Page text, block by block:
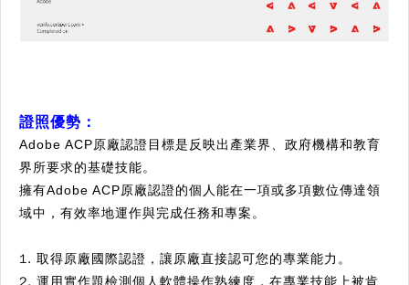
證照優勢：
Adobe ACP原廠認證目標是反映出產業界、政府機構和教育
界所要求的基礎技能。
擁有Adobe ACP原廠認證的個人能在一項或多項數位傳達領
域中，有效率地運作與完成任務和專案。
1. 取得原廠國際認證，讓原廠直接認可您的專業能力。
2. 運用實作題檢測個人軟體操作熟練度，在專業技能上被肯